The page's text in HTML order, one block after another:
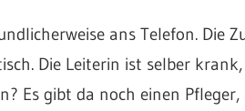
ans Telefon. Die
Die Leiterin ist selber
Es gibt da noch einen